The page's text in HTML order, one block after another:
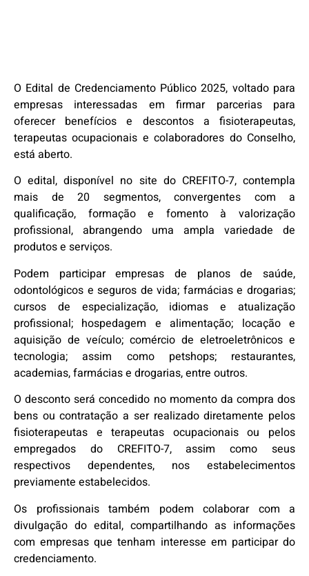
O Edital de Credenciamento Público 2025, voltado para
empresas interessadas em firmar parcerias para
oferecer benefícios e descontos a fisioterapeutas,
terapeutas ocupacionais e colaboradores do Conselho,
está aberto.
O edital, disponível no site do CREFITO-7, contempla
mais de 20 segmentos, convergentes com a
qualificação, formação e fomento à valorização
profissional, abrangendo uma ampla variedade de
produtos e serviços.
Podem participar empresas de planos de saúde,
odontológicos e seguros de vida; farmácias e drogarias;
cursos de especialização, idiomas e atualização
profissional; hospedagem e alimentação; locação e
aquisição de veículo; comércio de eletroeletrônicos e
tecnologia; assim como petshops; restaurantes,
academias, farmácias e drogarias, entre outros.
O desconto será concedido no momento da compra dos
bens ou contratação a ser realizado diretamente pelos
fisioterapeutas e terapeutas ocupacionais ou pelos
empregados do CREFITO-7, assim como seus
respectivos dependentes, nos estabelecimentos
previamente estabelecidos.
Os profissionais também podem colaborar com a
divulgação do edital, compartilhando as informações
com empresas que tenham interesse em participar do
credenciamento.